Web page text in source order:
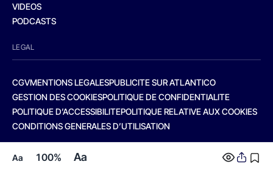
Aa 100% Aa
VIDEOS
PODCASTS
LEGAL
CGVMENTIONS LEGALESPUBLICITE SUR ATLANTICO
GESTION DES COOKIESPOLITIQUE DE CONFIDENTIALITE
POLITIQUE D’ACCESSIBILITEPOLITIQUE RELATIVE AUX COOKIES
CONDITIONS GENERALES D’UTILISATION